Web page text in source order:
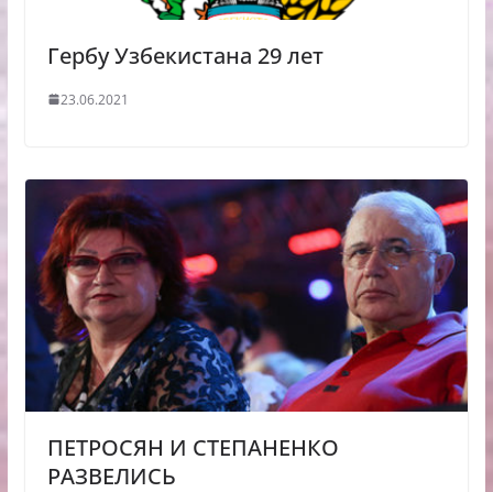
Гербу Узбекистана 29 лет
23.06.2021
ПЕТРОСЯН И СТЕПАНЕНКО
РАЗВЕЛИСЬ